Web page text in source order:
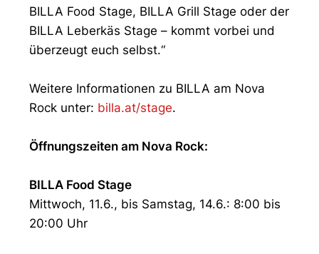
BILLA Food Stage, BILLA Grill Stage oder der
BILLA Leberkäs Stage – kommt vorbei und
überzeugt euch selbst.“
Weitere Informationen zu BILLA am Nova
Rock unter: billa.at/stage.
Öffnungszeiten am Nova Rock:
BILLA Food Stage
Mittwoch, 11.6., bis Samstag, 14.6.: 8:00 bis
20:00 Uhr